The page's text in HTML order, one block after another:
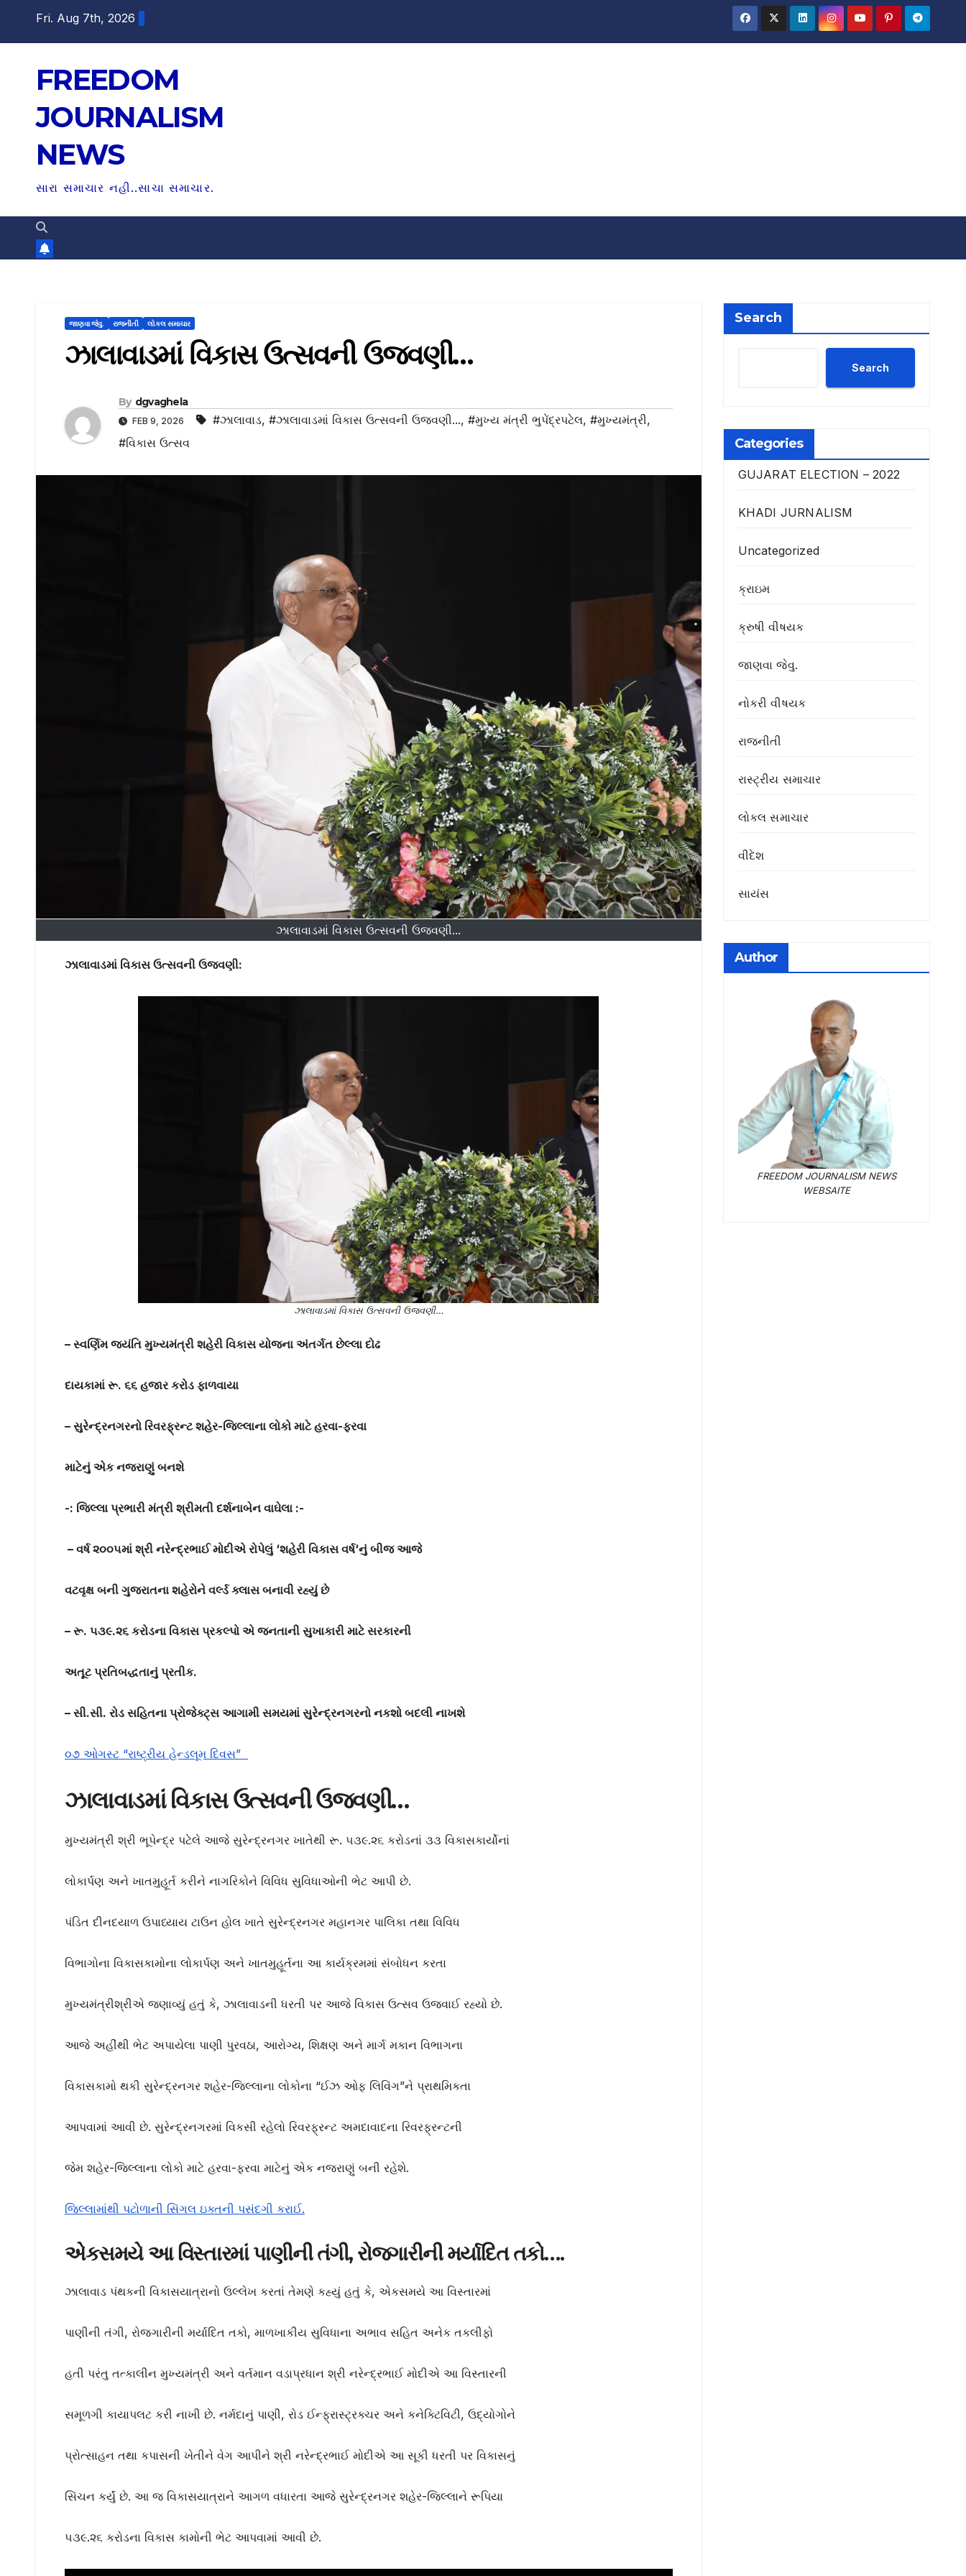
Fri. Aug 7th, 2026
FREEDOM
JOURNALISM
NEWS
સારા સમાચાર નહી..સાચા સમાચાર.
જાણવા જેવુ. રાજનીતી લોકલ સમાચાર
ઝાલાવાડમાં વિકાસ ઉત્સવની ઉજવણી…
By dgvaghela
FEB 9, 2026 #ઝાલાવાડ, #ઝાલાવાડમાં વિકાસ ઉત્સવની ઉજવણી..., #મુખ્ય મંત્રી ભુપેંદ્રપટેલ, #મુખ્યમંત્રી,
#વિકાસ ઉત્સવ
ઝાલાવાડમાં વિકાસ ઉત્સવની ઉજવણી...
ઝાલાવાડમાં વિકાસ ઉત્સવની ઉજવણી:
ઝાલાવાડમાં વિકાસ ઉત્સવની ઉજવણી…
– સ્વર્ણિમ જયંતિ મુખ્યમંત્રી શહેરી વિકાસ યોજના અંતર્ગત છેલ્લા દોઢ
દાયકામાં રૂ. ૬૬ હજાર કરોડ ફાળવાયા
– સુરેન્દ્રનગરનો રિવરફ્રન્ટ શહેર-જિલ્લાના લોકો માટે હરવા-ફરવા
માટેનું એક નજરાણું બનશે
-: જિલ્લા પ્રભારી મંત્રી શ્રીમતી દર્શનાબેન વાઘેલા :-
– વર્ષ ૨૦૦૫માં શ્રી નરેન્દ્રભાઈ મોદીએ રોપેલું ‘શહેરી વિકાસ વર્ષ‘નું બીજ આજે
વટવૃક્ષ બની ગુજરાતના શહેરોને વર્લ્ડ ક્લાસ બનાવી રહ્યું છે
– રૂ. ૫૩૯.૨૬ કરોડના વિકાસ પ્રકલ્પો એ જનતાની સુખાકારી માટે સરકારની
અતૂટ પ્રતિબદ્ધતાનું પ્રતીક.
– સી.સી. રોડ સહિતના પ્રોજેક્ટ્સ આગામી સમયમાં સુરેન્દ્રનગરનો નકશો બદલી નાખશે
૦૭ ઓગસ્ટ “રાષ્ટ્રીય હેન્ડલૂમ દિવસ”
ઝાલાવાડમાં વિકાસ ઉત્સવની ઉજવણી…
મુખ્યમંત્રી શ્રી ભૂપેન્દ્ર પટેલે આજે સુરેન્દ્રનગર ખાતેથી રૂ. ૫૩૯.૨૬ કરોડનાં ૩૩ વિકાસકાર્યોનાં
લોકાર્પણ અને ખાતમુહૂર્ત કરીને નાગરિકોને વિવિધ સુવિધાઓની ભેટ આપી છે.
પંડિત દીનદયાળ ઉપાધ્યાય ટાઉન હોલ ખાતે સુરેન્દ્રનગર મહાનગર પાલિકા તથા વિવિધ
વિભાગોના વિકાસકામોના લોકાર્પણ અને ખાતમુહૂર્તના આ કાર્યક્રમમાં સંબોધન કરતા
મુખ્યમંત્રીશ્રીએ જણાવ્યું હતું કે, ઝાલાવાડની ધરતી પર આજે વિકાસ ઉત્સવ ઉજવાઈ રહ્યો છે.
આજે અહીંથી ભેટ અપાયેલા પાણી પુરવઠા, આરોગ્ય, શિક્ષણ અને માર્ગ મકાન વિભાગના
વિકાસકામો થકી સુરેન્દ્રનગર શહેર-જિલ્લાના લોકોના “ઈઝ ઓફ લિવિંગ”ને પ્રાથમિકતા
આપવામાં આવી છે. સુરેન્દ્રનગરમાં વિકસી રહેલો રિવરફ્રન્ટ અમદાવાદના રિવરફ્રન્ટની
જેમ શહેર-જિલ્લાના લોકો માટે હરવા-ફરવા માટેનું એક નજરાણું બની રહેશે.
જિલ્લામાંથી પટોળાની સિંગલ ઇક્તની પસંદગી કરાઈ.
એકસમયે આ વિસ્તારમાં પાણીની તંગી, રોજગારીની મર્યાદિત તકો….
ઝાલાવાડ પંથકની વિકાસયાત્રાનો ઉલ્લેખ કરતાં તેમણે કહ્યું હતું કે, એકસમયે આ વિસ્તારમાં
પાણીની તંગી, રોજગારીની મર્યાદિત તકો, માળખાકીય સુવિધાના અભાવ સહિત અનેક તકલીફો
હતી પરંતુ તત્કાલીન મુખ્યમંત્રી અને વર્તમાન વડાપ્રધાન શ્રી નરેન્દ્રભાઈ મોદીએ આ વિસ્તારની
સમૂળગી કાયાપલટ કરી નાખી છે. નર્મદાનું પાણી, રોડ ઈન્ફ્રાસ્ટ્રક્ચર અને કનેક્ટિવિટી, ઉદ્યોગોને
પ્રોત્સાહન તથા કપાસની ખેતીને વેગ આપીને શ્રી નરેન્દ્રભાઈ મોદીએ આ સૂકી ધરતી પર વિકાસનું
સિંચન કર્યું છે. આ જ વિકાસયાત્રાને આગળ વધારતા આજે સુરેન્દ્રનગર શહેર-જિલ્લાને રૂપિયા
૫૩૯.૨૬ કરોડના વિકાસ કામોની ભેટ આપવામાં આવી છે.
Search
Search
Categories
GUJARAT ELECTION – 2022
KHADI JURNALISM
Uncategorized
ક્રાઇમ
ક્રુષી વીષયક
જાણવા જેવુ.
નોકરી વીષયક
રાજનીતી
રાસ્ટ્રીય સમાચાર
લોકલ સમાચાર
વીદેશ
સાયંસ
Author
FREEDOM JOURNALISM NEWS
WEBSAITE